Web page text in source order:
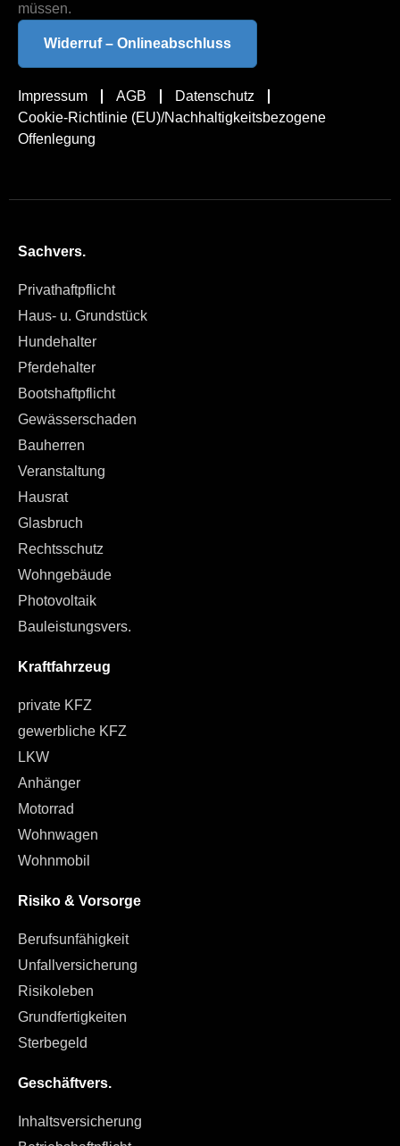
müssen.
Widerruf – Onlineabschluss
Impressum AGB
Datenschutz
Cookie-Richtlinie (EU)/Nachhaltigkeitsbezogene
Offenlegung
Sachvers.
Privathaftpflicht
Haus- u. Grundstück
Hundehalter
Pferdehalter
Bootshaftpflicht
Gewässerschaden
Bauherren
Veranstaltung
Hausrat
Glasbruch
Rechtsschutz
Wohngebäude
Photovoltaik
Bauleistungsvers.
Kraftfahrzeug
private KFZ
gewerbliche KFZ
LKW
Anhänger
Motorrad
Wohnwagen
Wohnmobil
Risiko & Vorsorge
Berufsunfähigkeit
Unfallversicherung
Risikoleben
Grundfertigkeiten
Sterbegeld
Geschäftvers.
Inhaltsversicherung